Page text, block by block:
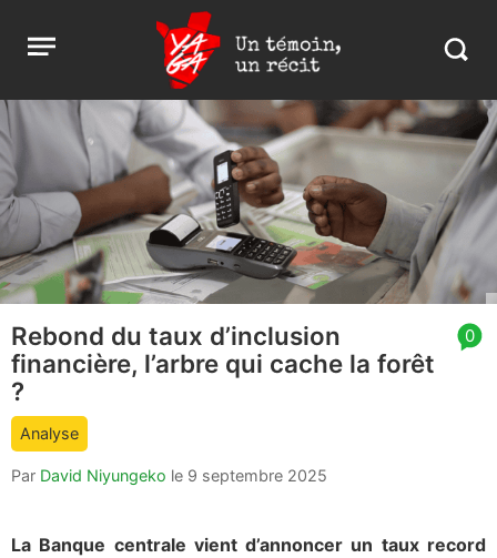
Open
menu
Yaga
Burundi
Search
article
comment
count
is:
0
Rebond du taux d’inclusion
financière, l’arbre qui cache la forêt
?
Analyse
Par David Niyungeko le 9 septembre 2025
La Banque centrale vient d’annoncer un taux record